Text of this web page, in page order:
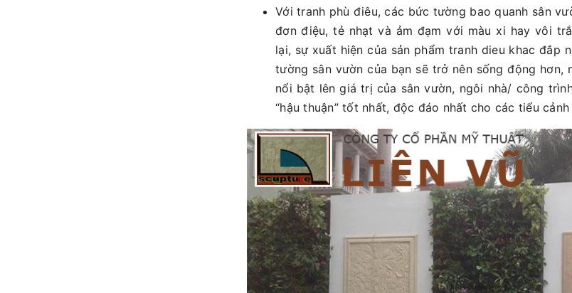
Với tranh phù điêu, các bức tường bao quanh sân
đơn điệu, tẻ nhạt và ảm đạm với màu xi hay vôi
lại, sự xuất hiện của sản phẩm tranh dieu khac đắp
tường sân vườn của bạn sẽ trở nên sống động hơn,
nổi bật lên giá trị của sân vườn, ngôi nhà/ công
“hậu thuận” tốt nhất, độc đáo nhất cho các tiểu